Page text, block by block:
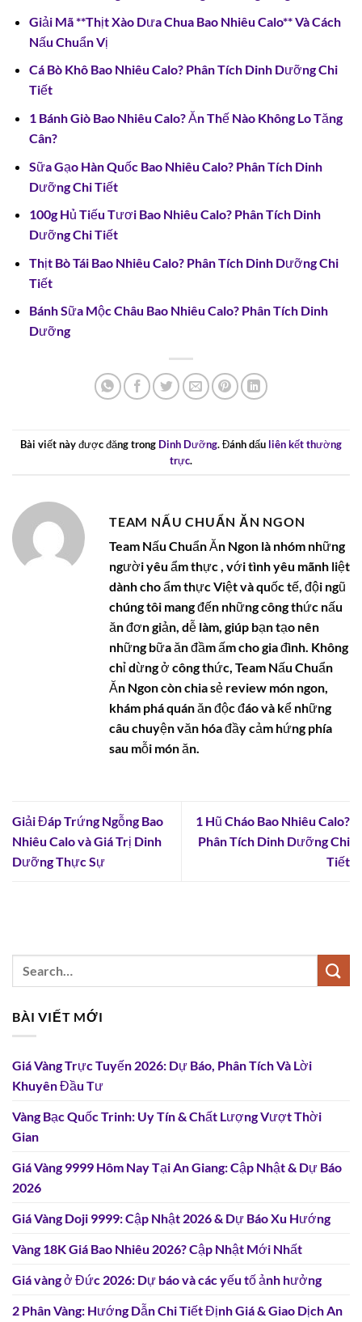
Giải Mã **Thịt Xào Dưa Chua Bao Nhiêu Calo** Và Cách
Nấu Chuẩn Vị
Cá Bò Khô Bao Nhiêu Calo? Phân Tích Dinh Dưỡng Chi
Tiết
1 Bánh Giò Bao Nhiêu Calo? Ăn Thế Nào Không Lo Tăng
Cân?
Sữa Gạo Hàn Quốc Bao Nhiêu Calo? Phân Tích Dinh
Dưỡng Chi Tiết
100g Hủ Tiếu Tươi Bao Nhiêu Calo? Phân Tích Dinh
Dưỡng Chi Tiết
Thịt Bò Tái Bao Nhiêu Calo? Phân Tích Dinh Dưỡng Chi
Tiết
Bánh Sữa Mộc Châu Bao Nhiêu Calo? Phân Tích Dinh
Dưỡng
Bài viết này được đăng trong Dinh Dưỡng. Đánh dấu liên kết thường
trực.
TEAM NẤU CHUẨN ĂN NGON
Team Nấu Chuẩn Ăn Ngon là nhóm những
người yêu ẩm thực , với tình yêu mãnh liệt
dành cho ẩm thực Việt và quốc tế, đội ngũ
chúng tôi mang đến những công thức nấu
ăn đơn giản, dễ làm, giúp bạn tạo nên
những bữa ăn đầm ấm cho gia đình. Không
chỉ dừng ở công thức, Team Nấu Chuẩn
Ăn Ngon còn chia sẻ review món ngon,
khám phá quán ăn độc đáo và kể những
câu chuyện văn hóa đầy cảm hứng phía
sau mỗi món ăn.
Giải Đáp Trứng Ngỗng Bao
Nhiêu Calo và Giá Trị Dinh
Dưỡng Thực Sự
1 Hũ Cháo Bao Nhiêu Calo?
Phân Tích Dinh Dưỡng Chi
Tiết
BÀI VIẾT MỚI
Giá Vàng Trực Tuyến 2026: Dự Báo, Phân Tích Và Lời
Khuyên Đầu Tư
Vàng Bạc Quốc Trinh: Uy Tín & Chất Lượng Vượt Thời
Gian
Giá Vàng 9999 Hôm Nay Tại An Giang: Cập Nhật & Dự Báo
2026
Giá Vàng Doji 9999: Cập Nhật 2026 & Dự Báo Xu Hướng
Vàng 18K Giá Bao Nhiêu 2026? Cập Nhật Mới Nhất
Giá vàng ở Đức 2026: Dự báo và các yếu tố ảnh hưởng
2 Phân Vàng: Hướng Dẫn Chi Tiết Định Giá & Giao Dịch An